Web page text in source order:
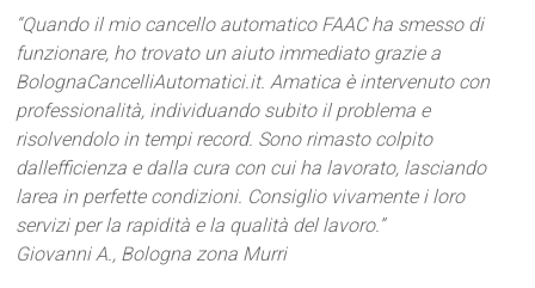
“Quando il mio cancello automatico FAAC ha smesso di
funzionare, ho trovato un aiuto immediato grazie a
BolognaCancelliAutomatici.it. Amatica è intervenuto con
professionalità, individuando subito il problema e
risolvendolo in tempi record. Sono rimasto colpito
dallefficienza e dalla cura con cui ha lavorato, lasciando
larea in perfette condizioni. Consiglio vivamente i loro
servizi per la rapidità e la qualità del lavoro.”
Giovanni A., Bologna zona Murri